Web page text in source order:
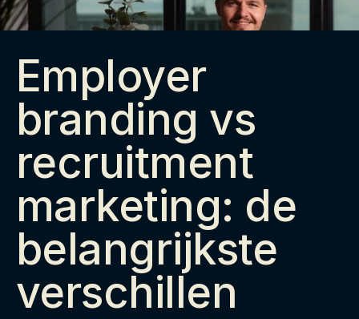
Employer
branding vs
recruitment
marketing: de
belangrijkste
verschillen